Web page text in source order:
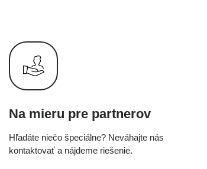
Na mieru pre partnerov
Hľadáte niečo špeciálne? Neváhajte nás
kontaktovať a nájdeme riešenie.